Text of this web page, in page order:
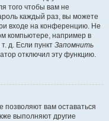
того чтобы вам не
каждый раз, вы можете
входе на конференцию. Не
компьютере, например в
д. Если пункт Запомнить
отключил эту функцию.
позволяют вам оставаться
выполняют другие